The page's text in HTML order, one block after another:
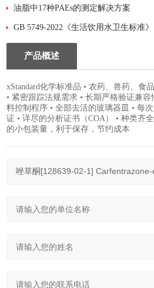
油脂中17种PAEs的测定解决方案
产品概述
xStandard化学标准品 • 农药、兽药、食
• 紧密跟踪法规需求 • 长期严格验证兼
料控制程序 • 全部去活的玻璃器皿 • 每
证 • 详尽的分析证书（COA） • 种类齐
的小包装量，利于保存，节约成本